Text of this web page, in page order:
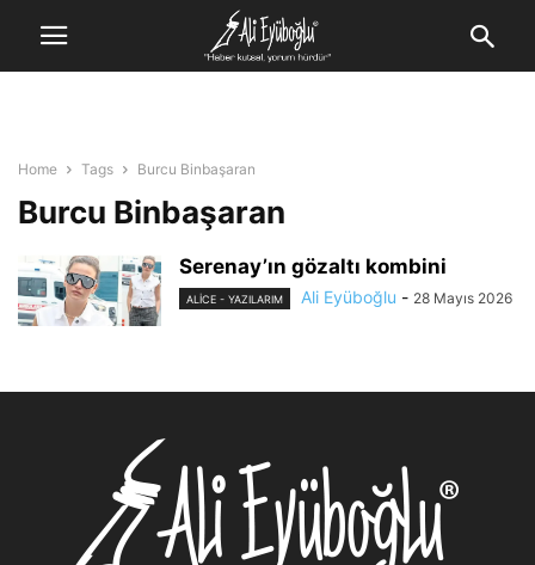
Home Tags Burcu Binbaşaran
Burcu Binbaşaran
Serenay’ın gözaltı kombini
ALİCE - YAZILARIM Ali Eyüboğlu - 28 Mayıs 2026